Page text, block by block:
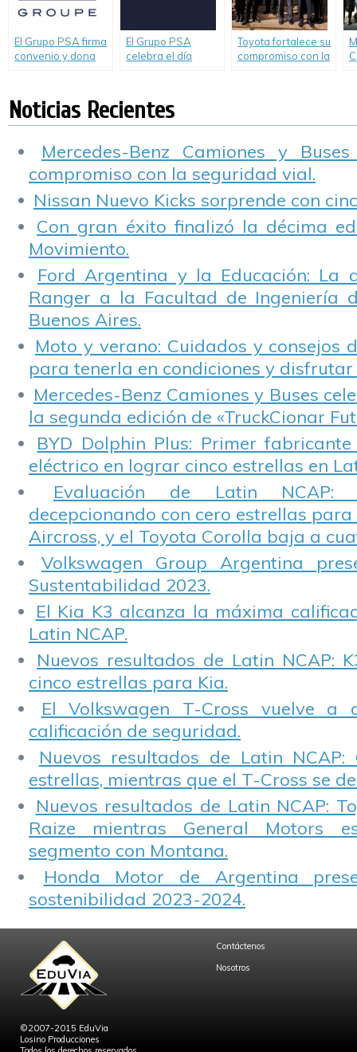
El Grupo PSA firma
convenio y dona
y la Dirección de
Escuelas y Cultura
de la Provincia
El Grupo PSA
celebra el día
Toyota fortalece su
compromiso con la
Noticias Recientes
Mercedes-Benz Camiones y
compromiso con la seguridad vial.
Nissan Nuevo Kicks sorprende con
Con gran éxito finalizó la décima
Movimiento.
Ford Argentina y la Educación: La
Ranger a la Facultad de Ingeniería
Buenos Aires.
Moto y verano: Cuidados y consejos
para tenerla en condiciones y disfrutar
Mercedes-Benz Camiones y Buses
la segunda edición de «TruckCionar
BYD Dolphin Plus: Primer
eléctrico en lograr cinco estrellas en
Evaluación de Latin NCAP:
decepcionando con cero estrellas para
Aircross, y el Toyota Corolla baja a
Volkswagen Group Argentina
Sustentabilidad 2023.
El Kia K3 alcanza la máxima
Latin NCAP.
Nuevos resultados de Latin NCAP:
cinco estrellas para Kia.
El Volkswagen T-Cross vuelve a
calificación de seguridad.
Nuevos resultados de Latin NCAP:
estrellas, mientras que el T-Cross se
Nuevos resultados de Latin NCAP:
Raize mientras General Motors
segmento con Montana.
Honda Motor de Argentina
sostenibilidad 2023-2024.
©2007-2015 EduVia
Losino Producciones
Contáctenos
Nosotros